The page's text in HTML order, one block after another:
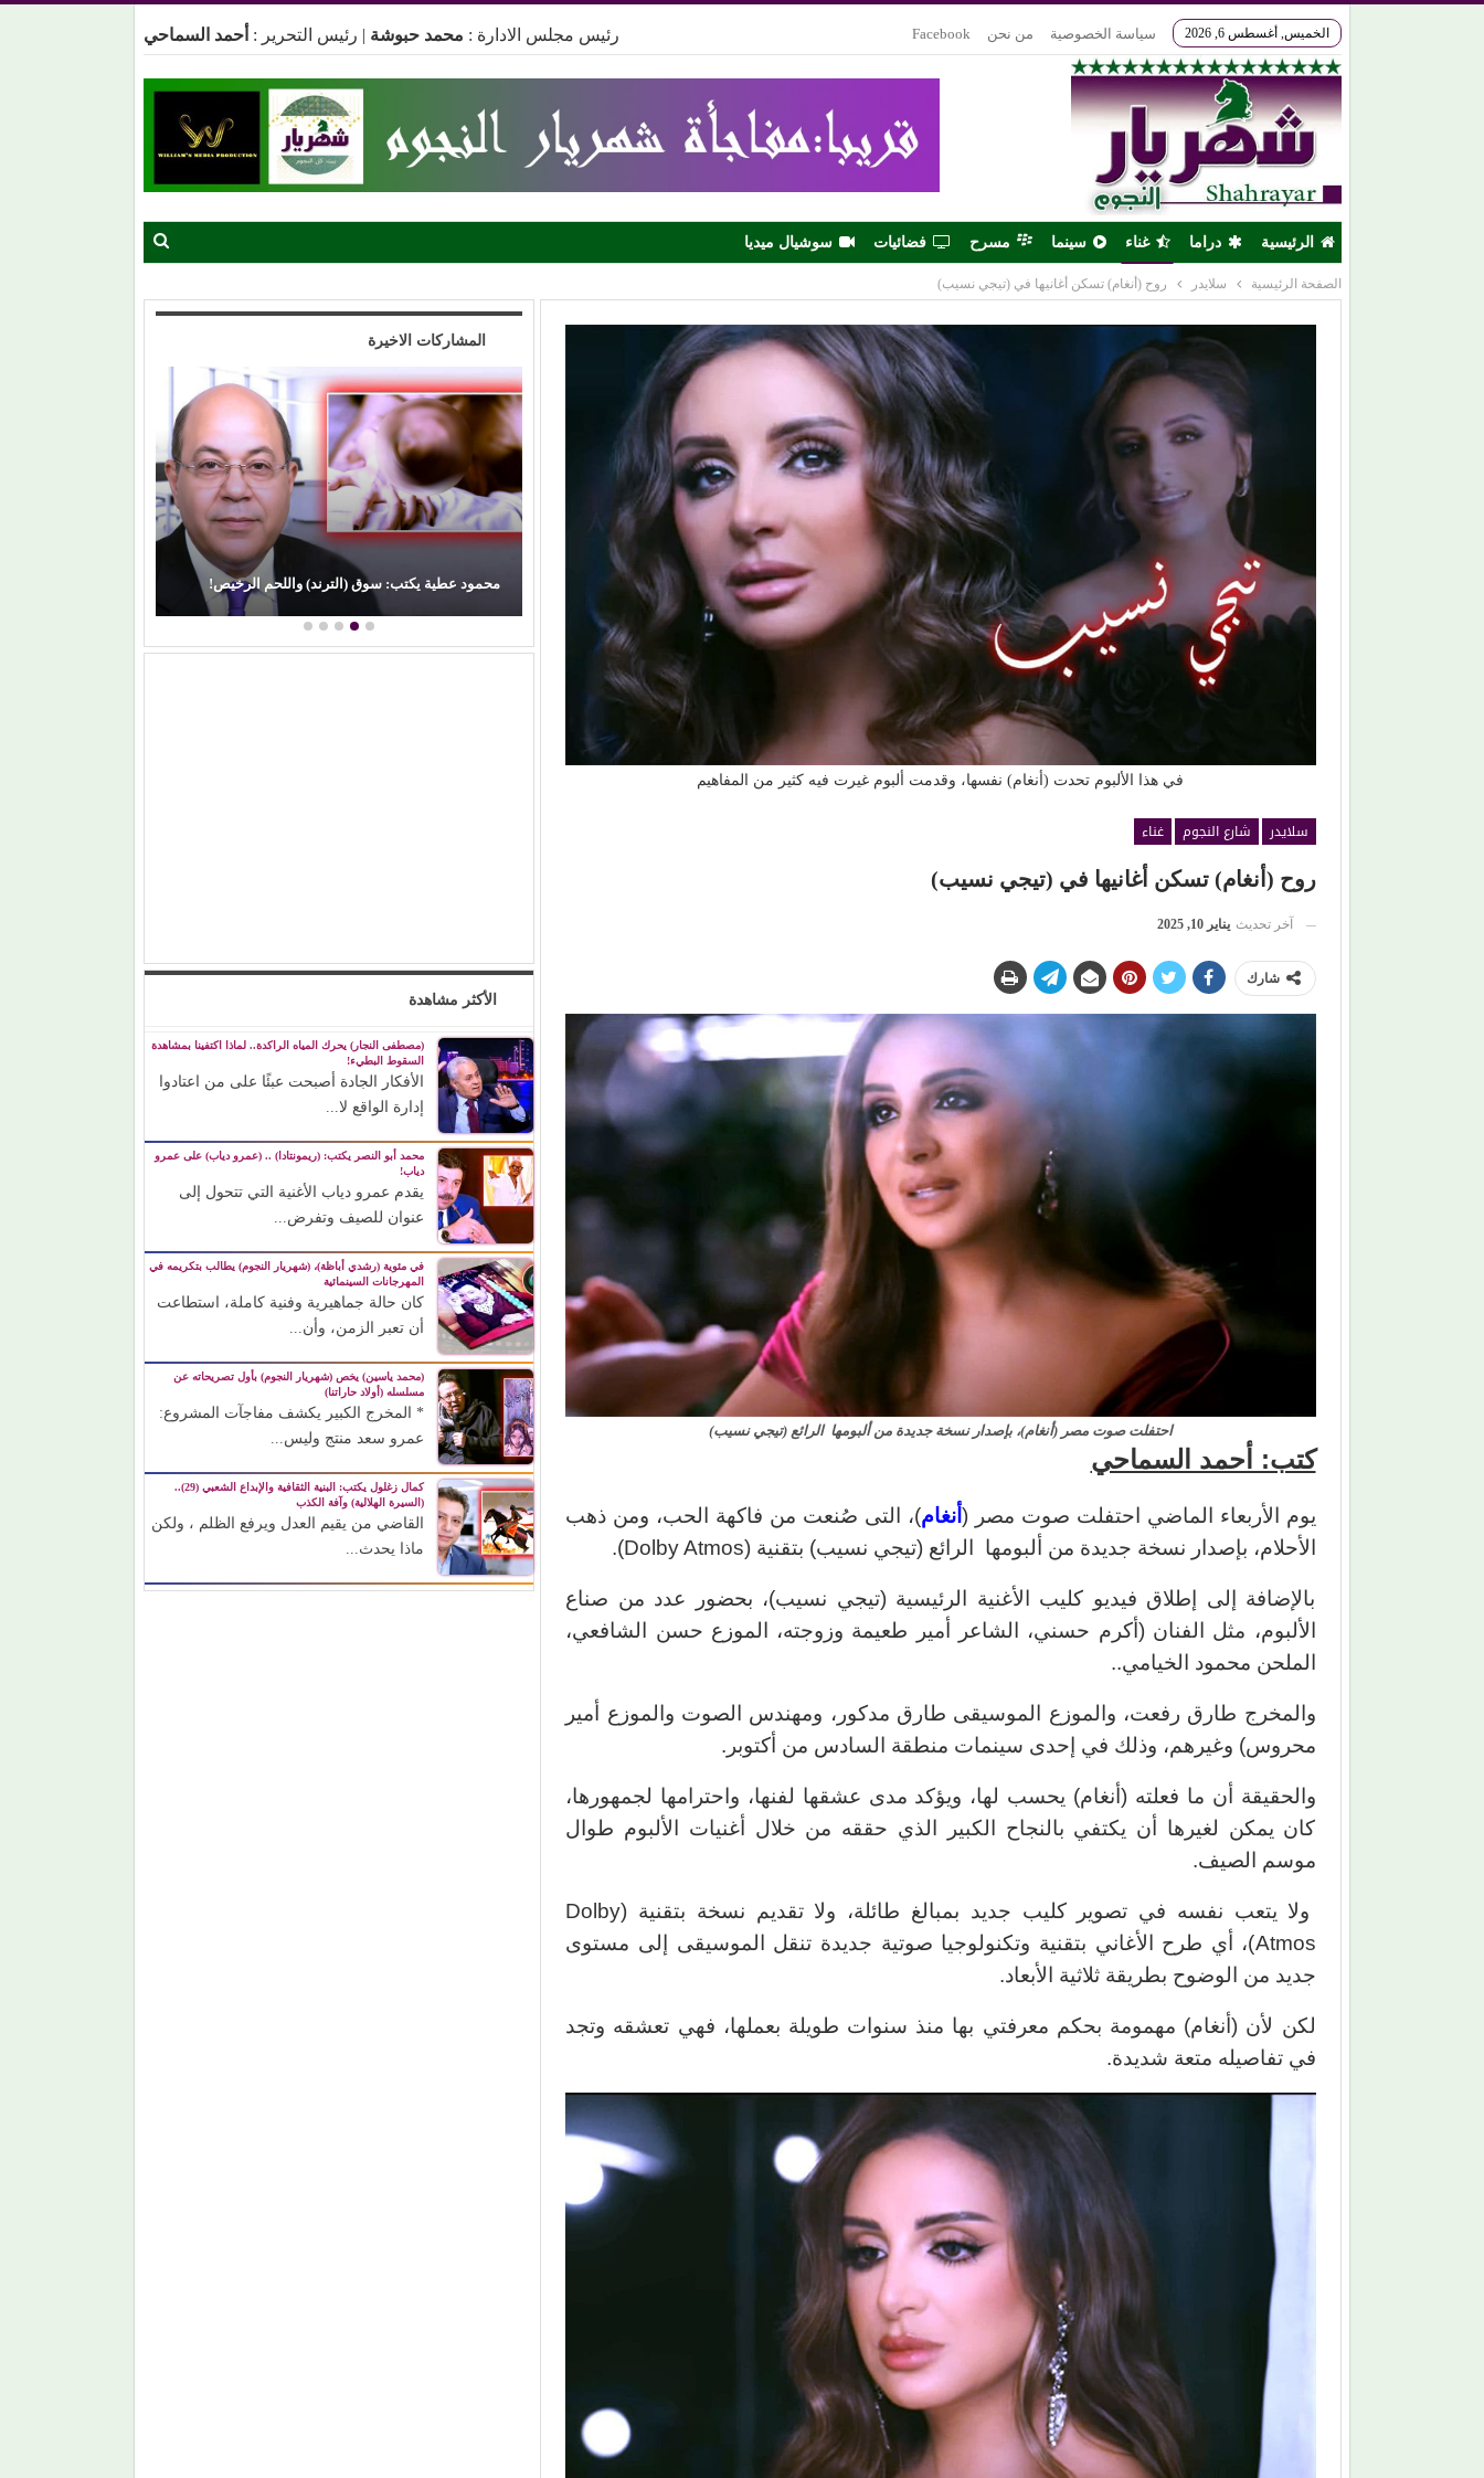
الخميس, أغسطس 6, 2026 سياسة الخصوصية من نحن Facebook رئيس مجلس الادارة : محمد حبوشة | رئيس التحرير : أحمد السماحي
الرئيسية دراما غناء سينما مسرح فضائيات سوشيال ميديا
الصفحة الرئيسية سلايدر روح (أنغام) تسكن أغانيها في (تيجي نسيب)
في هذا الألبوم تحدت (أنغام) نفسها، وقدمت ألبوم غيرت فيه كثير من المفاهيم
سلايدر شارع النجوم
غناء
روح (أنغام) تسكن أغانيها في (تيجي نسيب)
آخر تحديث يناير 10, 2025
شارك
احتفلت صوت مصر (أنغام)، بإصدار نسخة جديدة من ألبومها الرائع (تيجي نسيب)
كتب: أحمد السماحي
يوم الأربعاء الماضي احتفلت صوت مصر ( أنغام)، التى صُنعت من فاكهة الحب، ومن ذهب
الأحلام، بإصدار نسخة جديدة من ألبومها الرائع (تيجي نسيب) بتقنية (Dolby Atmos).
بالإضافة إلى إطلاق فيديو كليب الأغنية الرئيسية (تيجي نسيب)، بحضور عدد من صناع
الألبوم، مثل الفنان (أكرم حسني، الشاعر أمير طعيمة وزوجته، الموزع حسن الشافعي،
الملحن محمود الخيامي..
والمخرج طارق رفعت، والموزع الموسيقى طارق مدكور، ومهندس الصوت والموزع أمير
محروس) وغيرهم، وذلك في إحدى سينمات منطقة السادس من أكتوبر.
والحقيقة أن ما فعلته (أنغام) يحسب لها، ويؤكد مدى عشقها لفنها، واحترامها لجمهورها،
كان يمكن لغيرها أن يكتفي بالنجاح الكبير الذي حققه من خلال أغنيات الألبوم طوال
موسم الصيف.
ولا يتعب نفسه في تصوير كليب جديد بمبالغ طائلة، ولا تقديم نسخة بتقنية (Dolby
Atmos)، أي طرح الأغاني بتقنية وتكنولوجيا صوتية جديدة تنقل الموسيقى إلى مستوى
جديد من الوضوح بطريقة ثلاثية الأبعاد.
لكن لأن (أنغام) مهمومة بحكم معرفتي بها منذ سنوات طويلة بعملها، فهي تعشقه وتجد
في تفاصيله متعة شديدة.
المشاركات الاخيرة
برتقان (الأبنودي) وفراولة مصطفى حدوتة!
محمود عطية يكتب: سوق (الترند) واللحم الرخيص!
(لطيفة) تكتب فصلًا جديدًا من النجاح.. (شبهي بالمللي)
تتربع على عرش (أنغامي)
الأكثر مشاهدة
(مصطفى النجار) يحرك المياه الراكدة.. لماذا اكتفينا بمشاهدة
السقوط البطيء!
الأفكار الجادة أصبحت عبئًا على من اعتادوا
إدارة الواقع لا...
محمد أبو النصر يكتب: (ريمونتادا) .. (عمرو دياب) على عمرو
دياب!
يقدم عمرو دياب الأغنية التي تتحول إلى
عنوان للصيف وتفرض...
في مئوية (رشدي أباظة)، (شهريار النجوم) يطالب بتكريمه في
المهرجانات السينمائية
كان حالة جماهيرية وفنية كاملة، استطاعت
أن تعبر الزمن، وأن...
(محمد ياسين) يخص (شهريار النجوم) بأول تصريحاته عن
مسلسله (أولاد حاراتنا)
* المخرج الكبير يكشف مفاجآت المشروع:
عمرو سعد منتج وليس...
كمال زغلول يكتب: البنية الثقافية والإبداع الشعبي (29)..
(السيرة الهلالية) وآفة الكذب
القاضي من يقيم العدل ويرفع الظلم ، ولكن
ماذا يحدث...